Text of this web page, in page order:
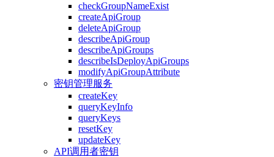
checkGroupNameExist
createApiGroup
deleteApiGroup
describeApiGroup
describeApiGroups
describeIsDeployApiGroups
modifyApiGroupAttribute
密钥管理服务
createKey
queryKeyInfo
queryKeys
resetKey
updateKey
API调用者密钥